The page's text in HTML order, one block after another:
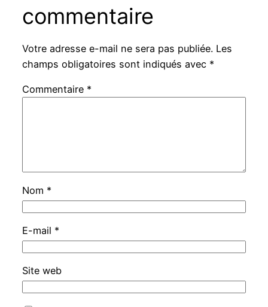
commentaire
Votre adresse e-mail ne sera pas publiée. Les
champs obligatoires sont indiqués avec *
Commentaire *
Nom *
E-mail *
Site web